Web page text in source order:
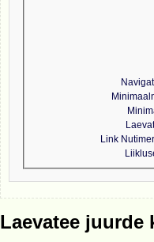
Link
Laevatee juurde